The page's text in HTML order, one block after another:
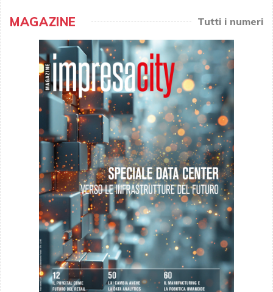
MAGAZINE Tutti i numeri